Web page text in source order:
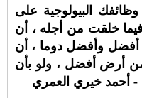
البيولوجية على
خلقت من أجله ، أن
وأفضل دوما ، أن
من أرض أفضل ، ولو بأن
أحمد خيري العمري